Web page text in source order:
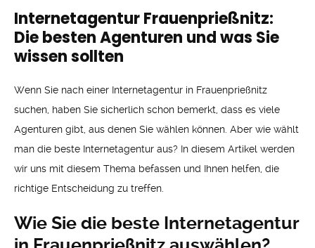
Internetagentur Frauenprießnitz:
Die besten Agenturen und was Sie
wissen sollten
Wenn Sie nach einer Internetagentur in Frauenprießnitz
suchen, haben Sie sicherlich schon bemerkt, dass es viele
Agenturen gibt, aus denen Sie wählen können. Aber wie wählt
man die beste Internetagentur aus? In diesem Artikel werden
wir uns mit diesem Thema befassen und Ihnen helfen, die
richtige Entscheidung zu treffen.
Wie Sie die beste Internetagentur